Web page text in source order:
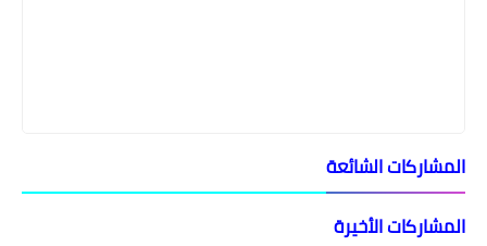
المشاركات الشائعة
المشاركات الأخيرة